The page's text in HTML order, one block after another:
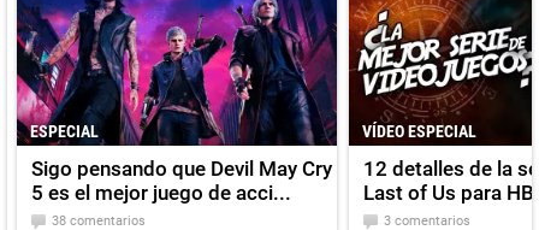
ESPECIAL
Sigo pensando que Devil May Cry
5 es el mejor juego de acci...
38 comentarios
VÍDEO ESPECIAL
12 detalles de la
Last of Us para
3 comentarios